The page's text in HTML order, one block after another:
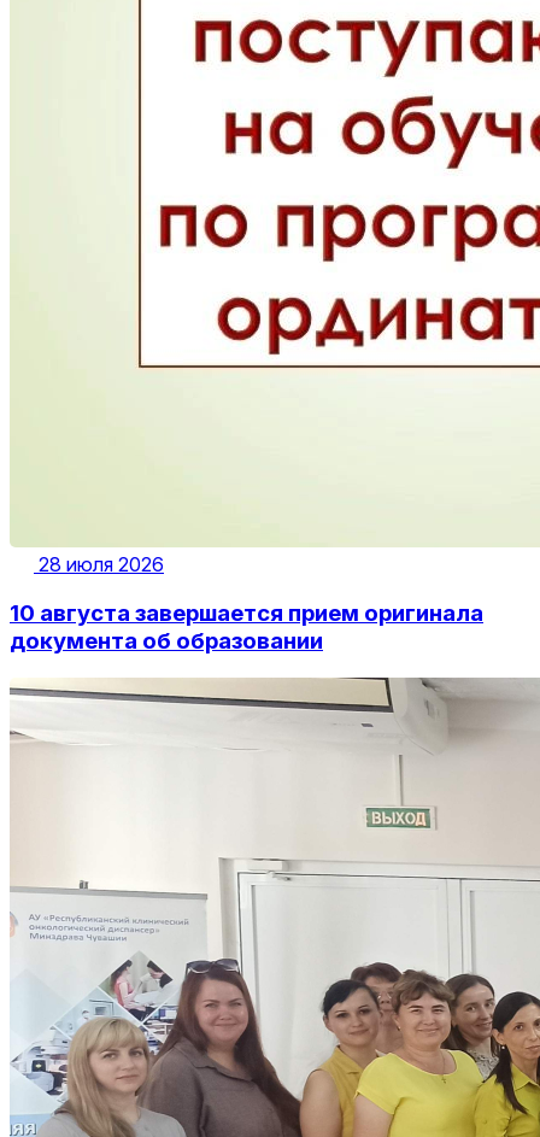
28 июля 2026
10 августа завершается прием оригинала
документа об образовании